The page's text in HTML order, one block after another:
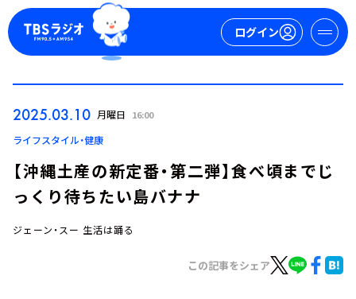
ログイン
ログイン
2025.03.10 月曜日 16:00
ライフスタイル・健康
【沖縄土産の新定番・第二弾】食べ頃までじ
っくり待ちたい島バナナ
ジェーン・スー 生活は踊る
この記事をシェア